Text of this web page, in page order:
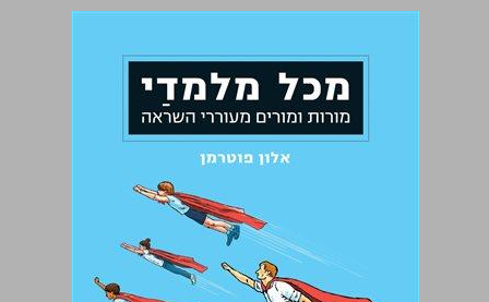
מכל מלמדַי מורות ומורים מעוררי השראה ... 0